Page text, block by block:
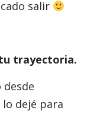
salir
trayectoria.
desde
lo dejé para